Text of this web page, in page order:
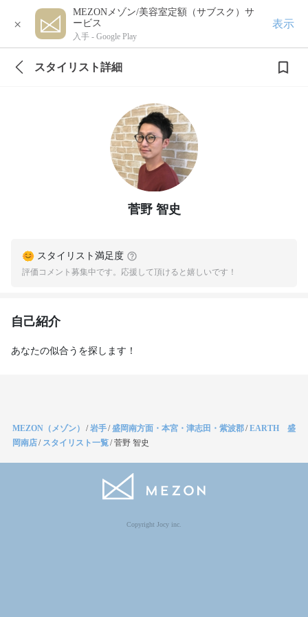
×
MEZONメゾン/美容室定額（サブスク）サ
ービス
入手 - Google Play
表示
スタイリスト詳細
菅野 智史
スタイリスト満足度
評価コメント募集中です。応援して頂けると嬉しいです！
自己紹介
あなたの似合うを探します！
MEZON（メゾン） /岩手/盛岡南方面・本宮・津志田・紫波郡/EARTH 盛
岡南店/ スタイリスト一覧/菅野 智史
Copyright Jocy inc.